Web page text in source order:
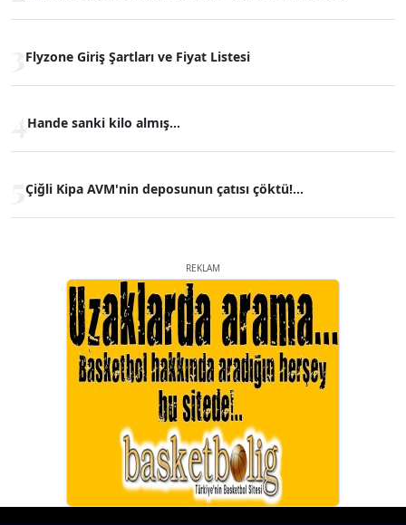
Flyzone Giriş Şartları ve Fiyat Listesi
Hande sanki kilo almış...
Çiğli Kipa AVM'nin deposunun çatısı çöktü!...
REKLAM